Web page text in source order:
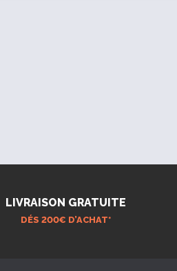
LIVRAISON GRATUITE
DÉS 200€ D’ACHAT*